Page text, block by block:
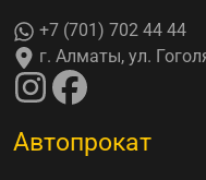
+7 (701) 702 44 44
г. Алматы, ул.
Автопрокат